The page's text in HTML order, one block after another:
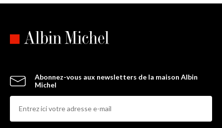
Abonnez-vous aux newsletters de la maison Albin
Michel